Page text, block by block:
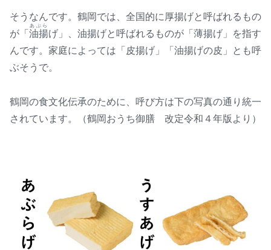
そうなんです。鶴岡では、全国的に厚揚げと呼ばれるもの
が「 油揚
あぶら
げ」、油揚げと呼ばれるものが「薄揚げ」を指す
んです。家庭によっては「皮揚げ」「油揚げの皮」とも呼
ぶそうで。
鶴岡の食文化伝承のために、呼び方は下の写真の通り統一
されています。（鶴岡おうち御膳 改定令和４年版より）